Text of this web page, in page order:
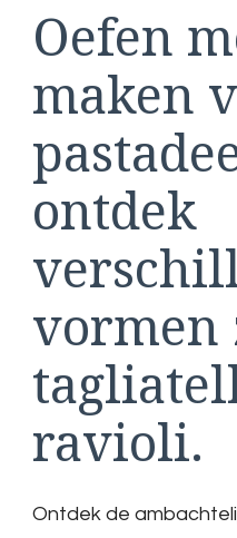
Oefen
maken
ontdek
vormen
ravioli.
Ontdek de